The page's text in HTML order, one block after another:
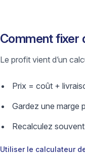
Comment fixer
Le profit vient d’un
Prix = coût +
Gardez une marge
Recalculez
Utiliser le calculateur